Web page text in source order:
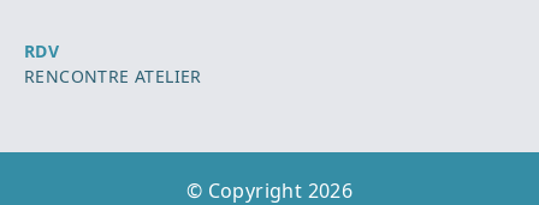
RDV
RENCONTRE ATELIER
© Copyright 2026